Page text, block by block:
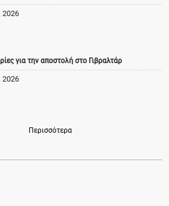
2026
για την αποστολή στο Γιβραλτάρ
2026
Περισσότερα